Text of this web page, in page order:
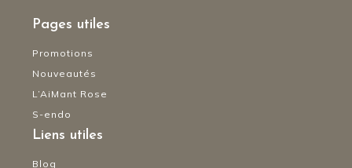
Pages utiles
Promotions
Nouveautés
L’AiMant Rose
S-endo
Liens utiles
Blog